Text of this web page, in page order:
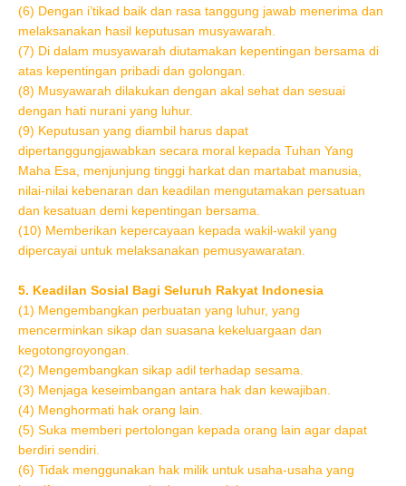
(6) Dengan i’tikad baik dan rasa tanggung jawab menerima dan
melaksanakan hasil keputusan musyawarah.
(7) Di dalam musyawarah diutamakan kepentingan bersama di
atas kepentingan pribadi dan golongan.
(8) Musyawarah dilakukan dengan akal sehat dan sesuai
dengan hati nurani yang luhur.
(9) Keputusan yang diambil harus dapat
dipertanggungjawabkan secara moral kepada Tuhan Yang
Maha Esa, menjunjung tinggi harkat dan martabat manusia,
nilai-nilai kebenaran dan keadilan mengutamakan persatuan
dan kesatuan demi kepentingan bersama.
(10) Memberikan kepercayaan kepada wakil-wakil yang
dipercayai untuk melaksanakan pemusyawaratan.
5. Keadilan Sosial Bagi Seluruh Rakyat Indonesia
(1) Mengembangkan perbuatan yang luhur, yang
mencerminkan sikap dan suasana kekeluargaan dan
kegotongroyongan.
(2) Mengembangkan sikap adil terhadap sesama.
(3) Menjaga keseimbangan antara hak dan kewajiban.
(4) Menghormati hak orang lain.
(5) Suka memberi pertolongan kepada orang lain agar dapat
berdiri sendiri.
(6) Tidak menggunakan hak milik untuk usaha-usaha yang